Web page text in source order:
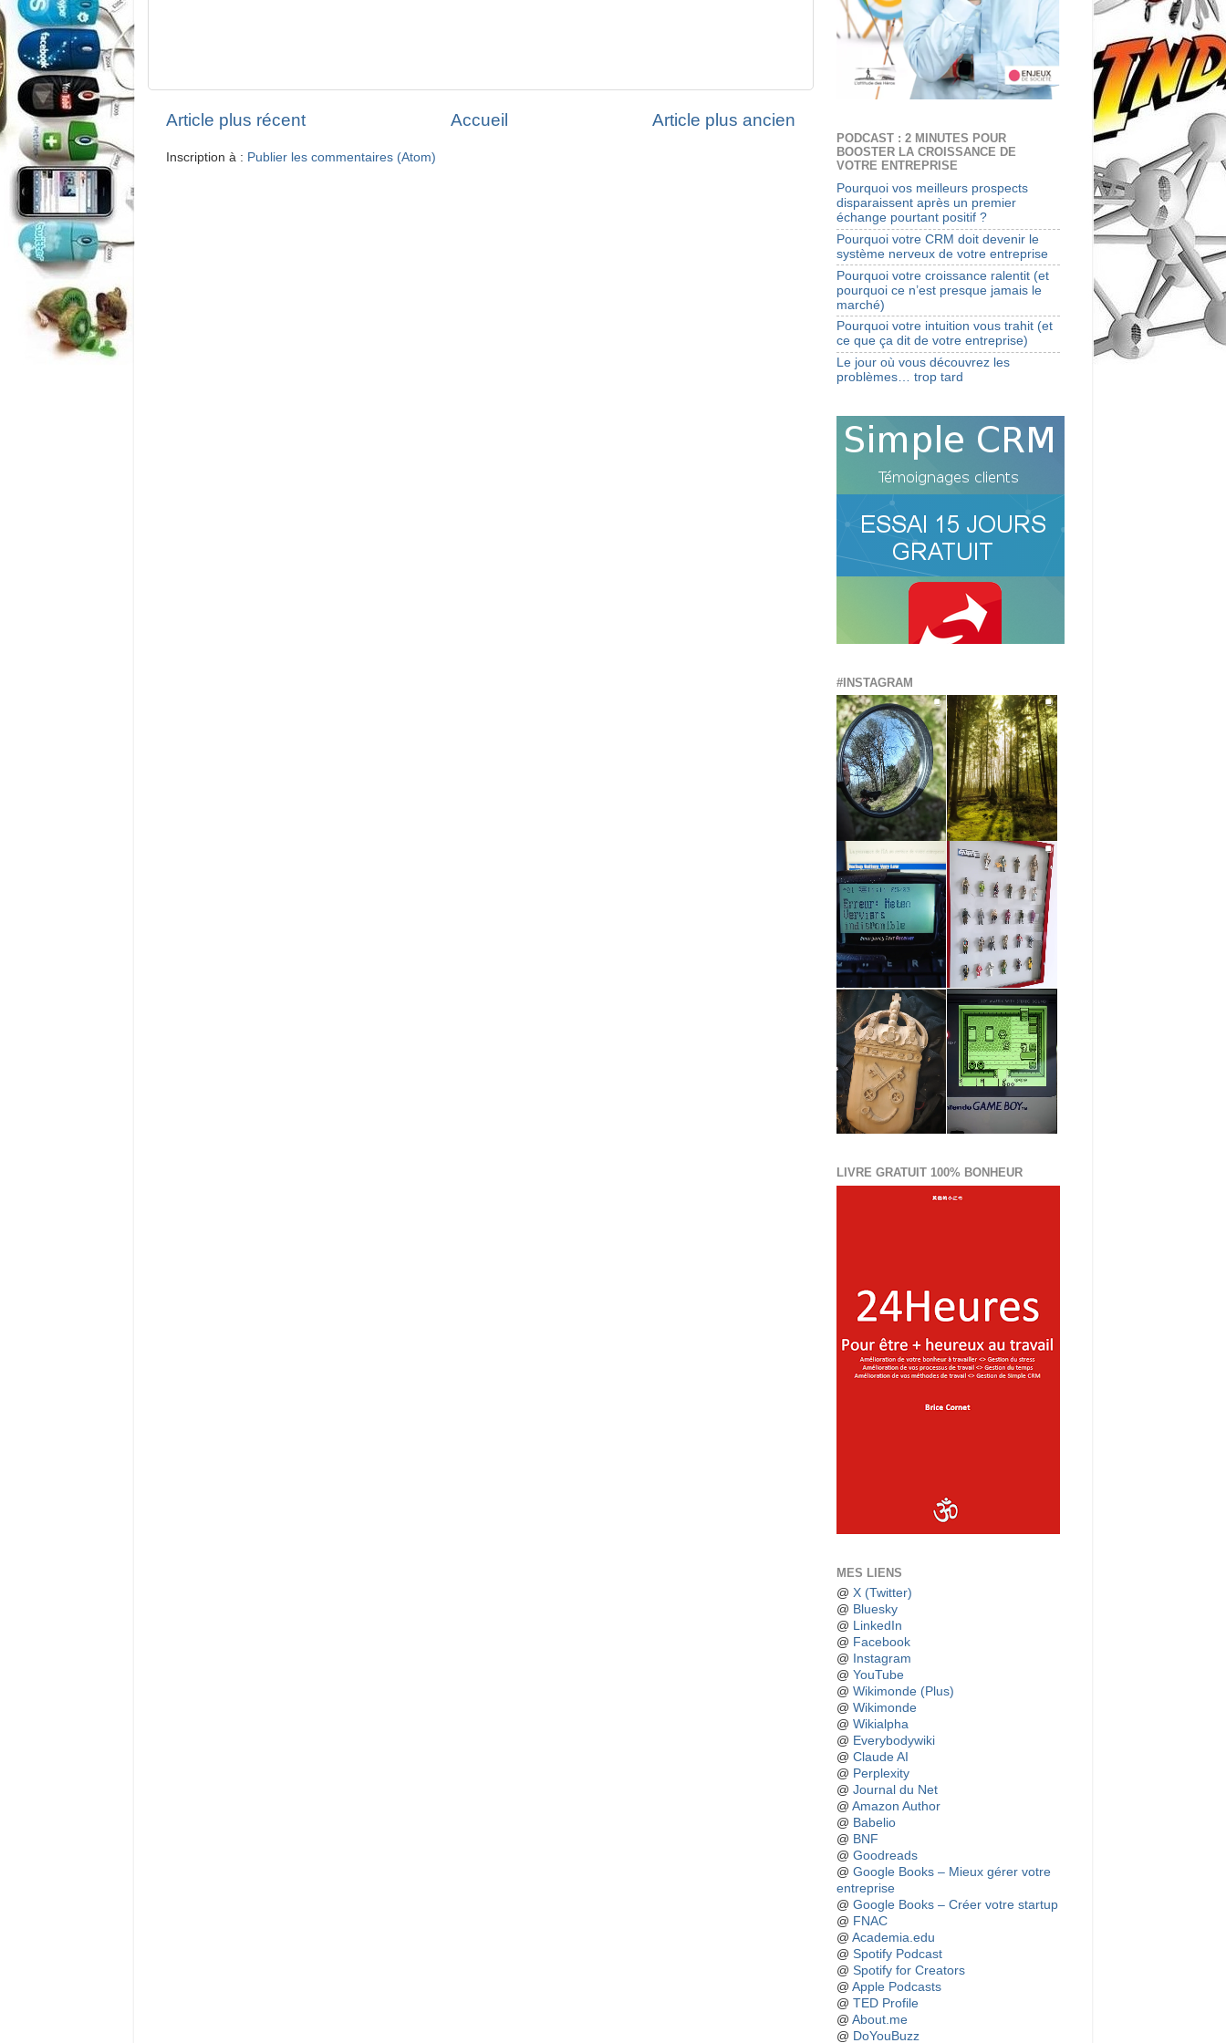
Article plus récent Article plus ancien
Accueil
Inscription à : Publier les commentaires (Atom)
PODCAST : 2 MINUTES POUR
BOOSTER LA CROISSANCE DE
VOTRE ENTREPRISE
Pourquoi vos meilleurs prospects
disparaissent après un premier
échange pourtant positif ?
Pourquoi votre CRM doit devenir le
système nerveux de votre entreprise
Pourquoi votre croissance ralentit (et
pourquoi ce n’est presque jamais le
marché)
Pourquoi votre intuition vous trahit (et
ce que ça dit de votre entreprise)
Le jour où vous découvrez les
problèmes… trop tard
#INSTAGRAM
LIVRE GRATUIT 100% BONHEUR
MES LIENS
@ X (Twitter)
@ Bluesky
@ LinkedIn
@ Facebook
@
Instagram
@ YouTube
@ Wikimonde (Plus)
@ Wikimonde
@ Wikialpha
@ Everybodywiki
@ Claude AI
@ Perplexity
@ Journal du Net
@ Amazon Author
@ Babelio
@ BNF
@ Goodreads
@ Google Books – Mieux gérer votre
entreprise
@ Google Books – Créer votre startup
@ FNAC
@ Academia.edu
@ Spotify Podcast
@ Spotify for Creators
@ Apple Podcasts
@ TED Profile
@ About.me
@ DoYouBuzz